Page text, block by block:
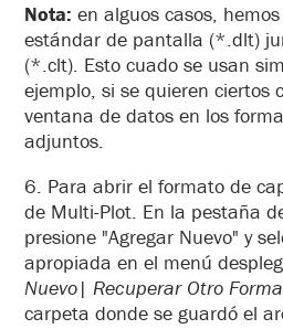
Nota: en alguos casos,
estándar de pantalla (*.dlt)
(*.clt). Esto cuado se usan
ejemplo, si se quieren ciertos
ventana de datos en los
adjuntos.
6. Para abrir el formato de
de Multi-Plot. En la pestaña
presione "Agregar Nuevo" y
apropiada en el menú
Nuevo| Recuperar Otro
carpeta donde se guardó el